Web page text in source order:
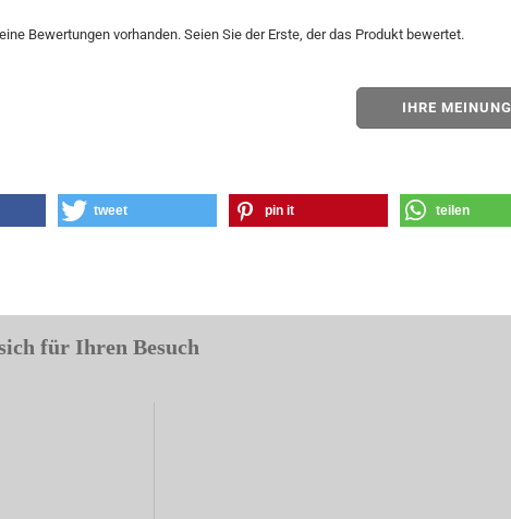
Bewertungen vorhanden. Seien Sie der Erste, der das Produkt bewertet.
IHRE MEINUNG
tweet pin it teilen
für Ihren Besuch